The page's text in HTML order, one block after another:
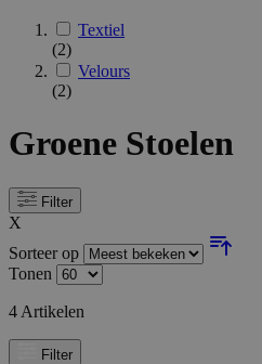
Textiel
(2)
Velours
(2)
Groene Stoelen
Filter
X
Sorteer op
Tonen
4 Artikelen
Filter